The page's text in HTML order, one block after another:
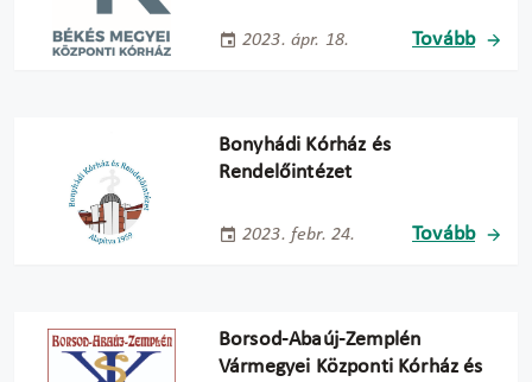
2023. ápr. 18. Tovább
Bonyhádi Kórház és
Rendelőintézet
2023. febr. 24. Tovább
Borsod-Abaúj-Zemplén
Vármegyei Központi Kórház és